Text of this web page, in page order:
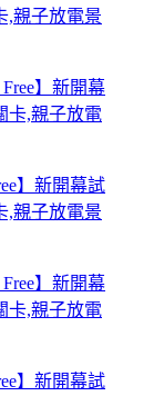
,親子放電景
】新開幕試
,親子放電景
】新開幕試